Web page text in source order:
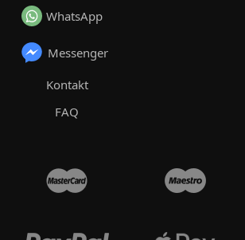
WhatsApp
Messenger
Kontakt
FAQ